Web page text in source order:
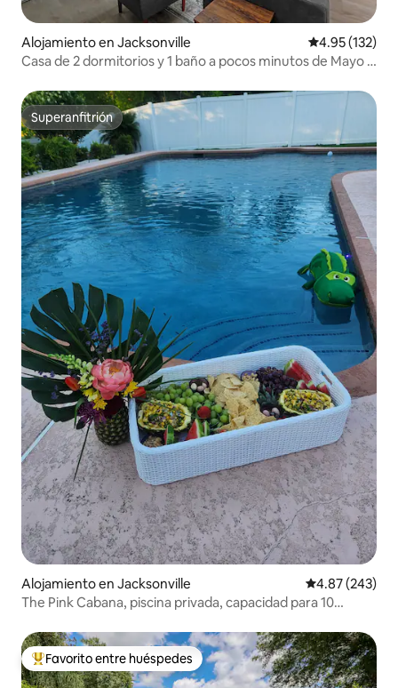
Alojamiento en Jacksonville Calificación
4.95 (132)
Casa de 2 dormitorios y 1 baño a pocos minutos de Mayo y
Superanfitrión
Superanfitrión
Alojamiento en Jacksonville Calificación
4.87 (243)
The Pink Cabana, piscina privada, capacidad para 10
Favorito entre huéspedes preferido
Favorito entre huéspedes